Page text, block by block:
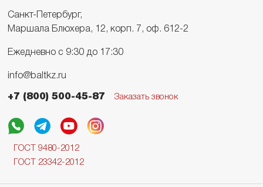
Санкт-Петербург,
Маршала Блюхера, 12, корп. 7, оф. 612-2
Ежедневно с 9:30 до 17:30
info@baltkz.ru
+7 (800) 500-45-87 Заказать звонок
ГОСТ 9480-2012
ГОСТ 23342-2012